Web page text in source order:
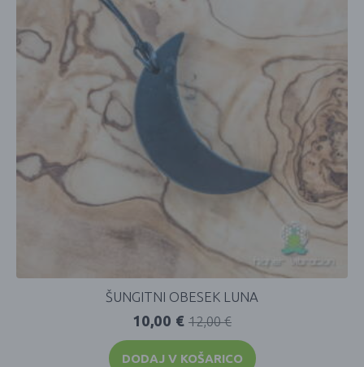
ŠUNGITNI OBESEK LUNA
12,00€
10,00 €
DODAJ V KOŠARICO